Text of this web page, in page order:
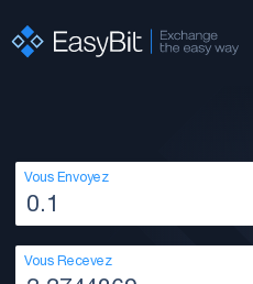
Vous Envoyez
Vous Recevez